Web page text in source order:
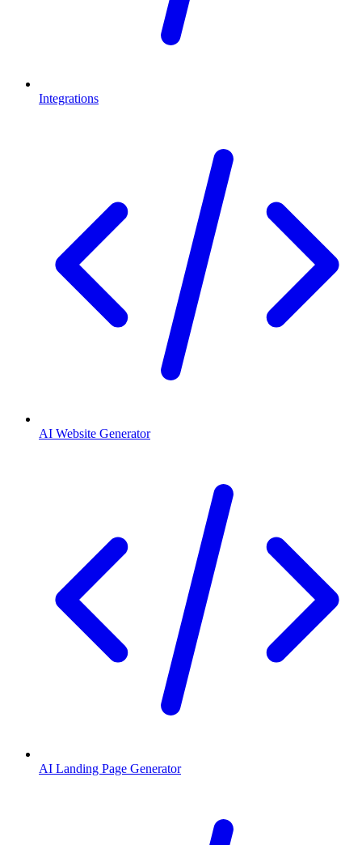
Integrations
AI Website Generator
AI Landing Page Generator